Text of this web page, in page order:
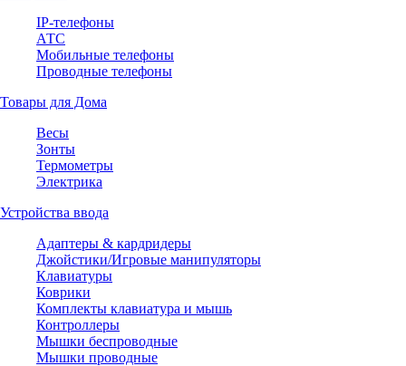
IP-телефоны
АТС
Мобильные телефоны
Проводные телефоны
Товары для Дома
Весы
Зонты
Термометры
Электрика
Устройства ввода
Адаптеры & кардридеры
Джойстики/Игровые манипуляторы
Клавиатуры
Коврики
Комплекты клавиатура и мышь
Контроллеры
Мышки беспроводные
Мышки проводные